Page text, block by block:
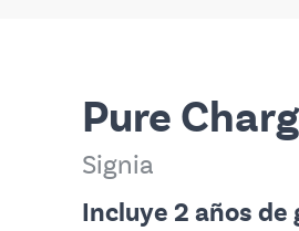
Pure
Signia
Incluye 2 años